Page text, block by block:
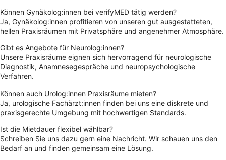
Können Gynäkolog:innen bei verifyMED tätig werden?
Ja, Gynäkolog:innen profitieren von unseren gut ausgestatteten,
hellen Praxisräumen mit Privatsphäre und angenehmer Atmosphäre.
Gibt es Angebote für Neurolog:innen?
Unsere Praxisräume eignen sich hervorragend für neurologische
Diagnostik, Anamnesegespräche und neuropsychologische
Verfahren.
Können auch Urolog:innen Praxisräume mieten?
Ja, urologische Fachärzt:innen finden bei uns eine diskrete und
praxisgerechte Umgebung mit hochwertigen Standards.
Ist die Mietdauer flexibel wählbar?
Schreiben Sie uns dazu gern eine Nachricht. Wir schauen uns den
Bedarf an und finden gemeinsam eine Lösung.